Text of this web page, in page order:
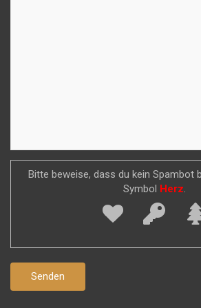
Bitte beweise, dass du kein Spambot
Symbol Herz.